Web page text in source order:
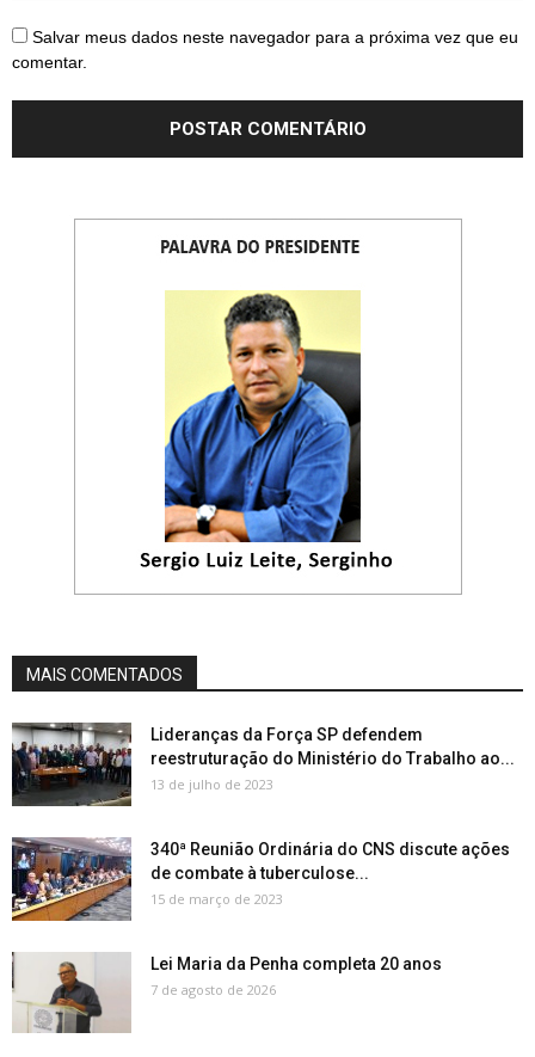
Salvar meus dados neste navegador para a próxima vez que eu
comentar.
MAIS COMENTADOS
Lideranças da Força SP defendem
reestruturação do Ministério do Trabalho ao...
13 de julho de 2023
340ª Reunião Ordinária do CNS discute ações
de combate à tuberculose...
15 de março de 2023
Lei Maria da Penha completa 20 anos
7 de agosto de 2026